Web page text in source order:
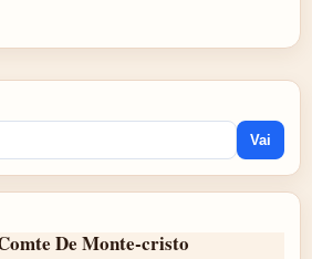
Vai
De Monte-cristo